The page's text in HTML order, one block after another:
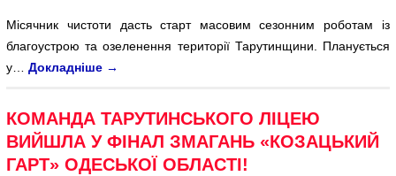
Місячник чистоти дасть старт масовим сезонним роботам із
благоустрою та озеленення території Тарутинщини. Планується
у…Докладніше →
КОМАНДА ТАРУТИНСЬКОГО ЛІЦЕЮ
ВИЙШЛА У ФІНАЛ ЗМАГАНЬ «КОЗАЦЬКИЙ
ГАРТ» ОДЕСЬКОЇ ОБЛАСТІ!